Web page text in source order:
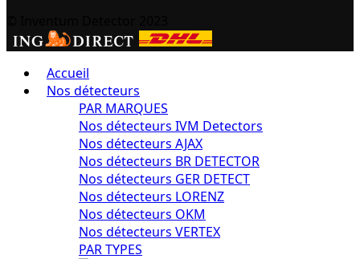
Accueil
Nos détecteurs
PAR MARQUES
Nos détecteurs IVM Detectors
Nos détecteurs AJAX
Nos détecteurs BR DETECTOR
Nos détecteurs GER DETECT
Nos détecteurs LORENZ
Nos détecteurs OKM
Nos détecteurs VERTEX
PAR TYPES